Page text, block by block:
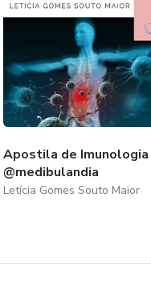
Apostila de Imunologia
@medibulandia
Letícia Gomes Souto Maior